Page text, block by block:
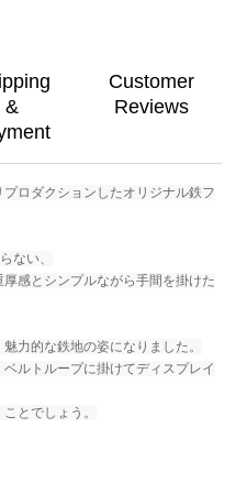
&
Customer
Reviews
ロダクションしたオリジナル鉄フ
ない、
感とシンプルながら手間を掛けた
力的な鉄地の姿になりました。
ルトループに掛けてディスプレイ
とでしょう。